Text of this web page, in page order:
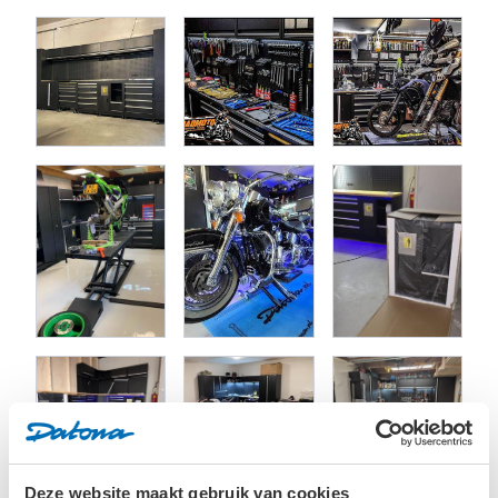
Deze website maakt gebruik van cookies
per definitie achter slot en grendel opgeborgen dienen te
worden. Je kunt ze zo pakken uit de handige open vakken.
De gehele werkplaatsuitrusting iswaterpasneer te zetten
door de verstelbare poten.
Je kunt deze professionele werkbank altijd nog uitbreiden
met eensmalleof bredewerkplaatskast, of “upgraden” naar
en werkbank van490 of zelfs500cm.
Deze Premium werkplaatsinrichting bestaat uit de
volgende elementen:
Ladekast met 5 laden
Afvalkast met papierrolhouder
Onderkast met 2 deuren
Werkplaatskast 60 cm breed
Eiken werkblad 136 cm
Eiken hoekwerkblad